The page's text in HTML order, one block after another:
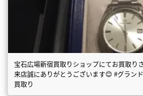
宝石広場新宿買取りショップにてお買取り
来店誠にありがとうございます😊 #グラ
買取り